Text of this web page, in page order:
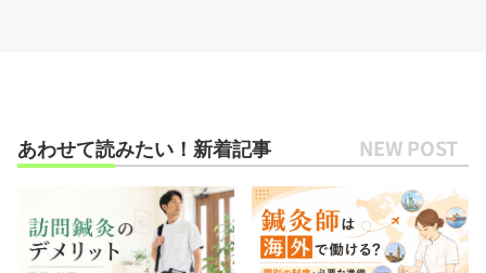
あわせて読みたい！新着記事